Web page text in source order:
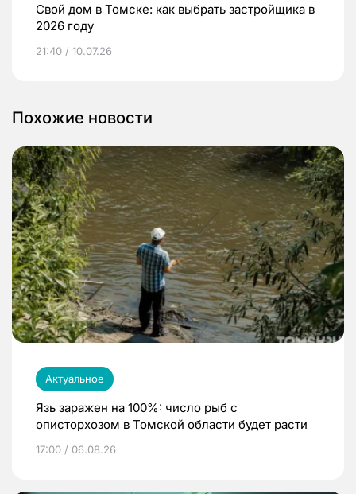
Свой дом в Томске: как выбрать застройщика в
2026 году
21:40 / 10.07.26
Похожие новости
Актуальное
Язь заражен на 100%: число рыб с
описторхозом в Томской области будет расти
17:00 / 06.08.26